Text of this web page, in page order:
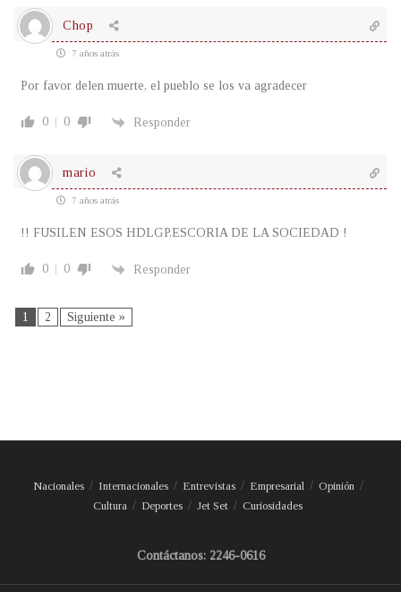
Chop
7 años atrás
Por favor delen muerte, el pueblo se los va agradecer
0 0 Responder
mario
7 años atrás
!! FUSILEN ESOS HDLGP,ESCORIA DE LA SOCIEDAD !
0 0 Responder
1 2 Siguiente »
Nacionales Internacionales Entrevistas Empresarial
Opinión
Cultura
Deportes Jet Set Curiosidades
Contáctanos: 2246-0616